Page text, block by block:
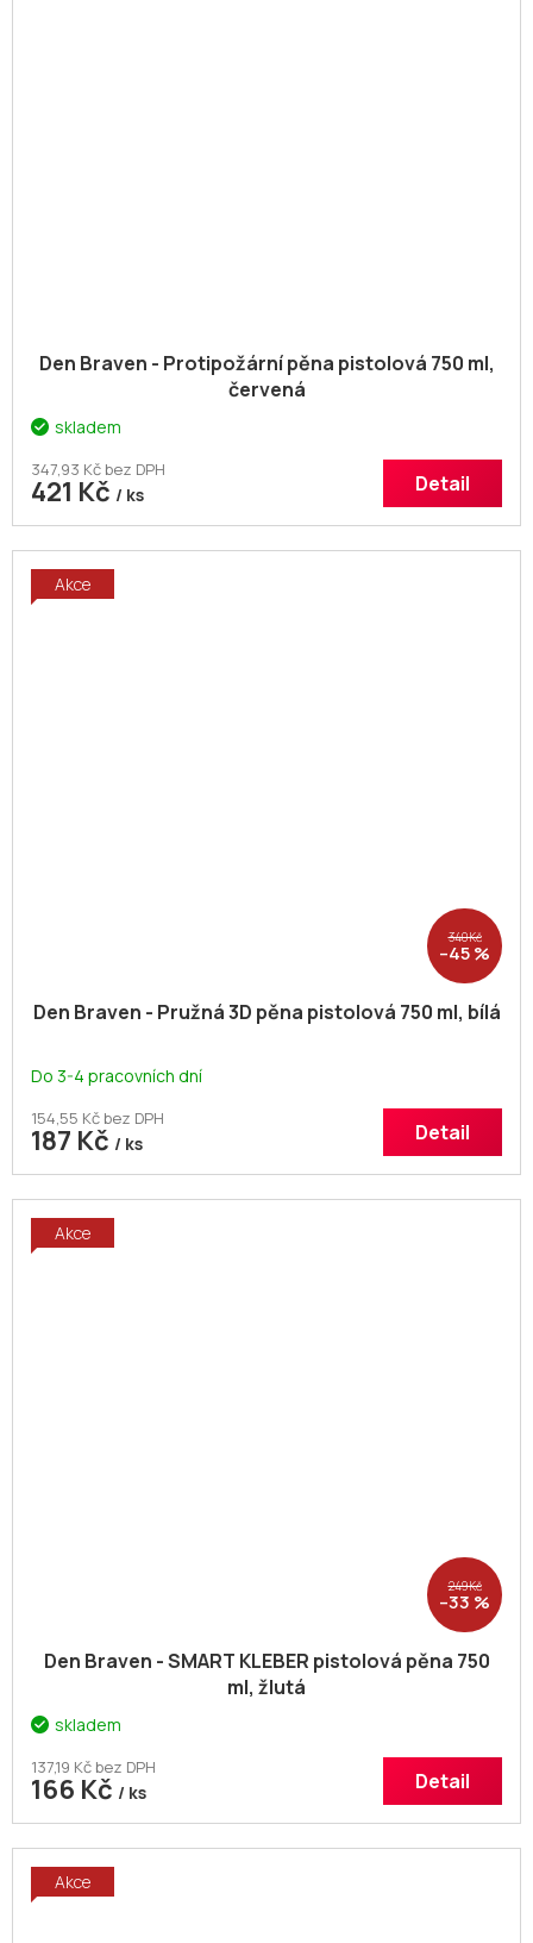
Den Braven - Protipožární pěna pistolová 750 ml,
červená
skladem
347,93 Kč bez DPH
421 Kč / ks Detail
Akce
340 Kč
–45 %
Den Braven - Pružná 3D pěna pistolová 750 ml, bílá
Do 3-4 pracovních dní
154,55 Kč bez DPH
187 Kč / ks Detail
Akce
249 Kč
–33 %
Den Braven - SMART KLEBER pistolová pěna 750
ml, žlutá
skladem
137,19 Kč bez DPH
166 Kč / ks Detail
Akce